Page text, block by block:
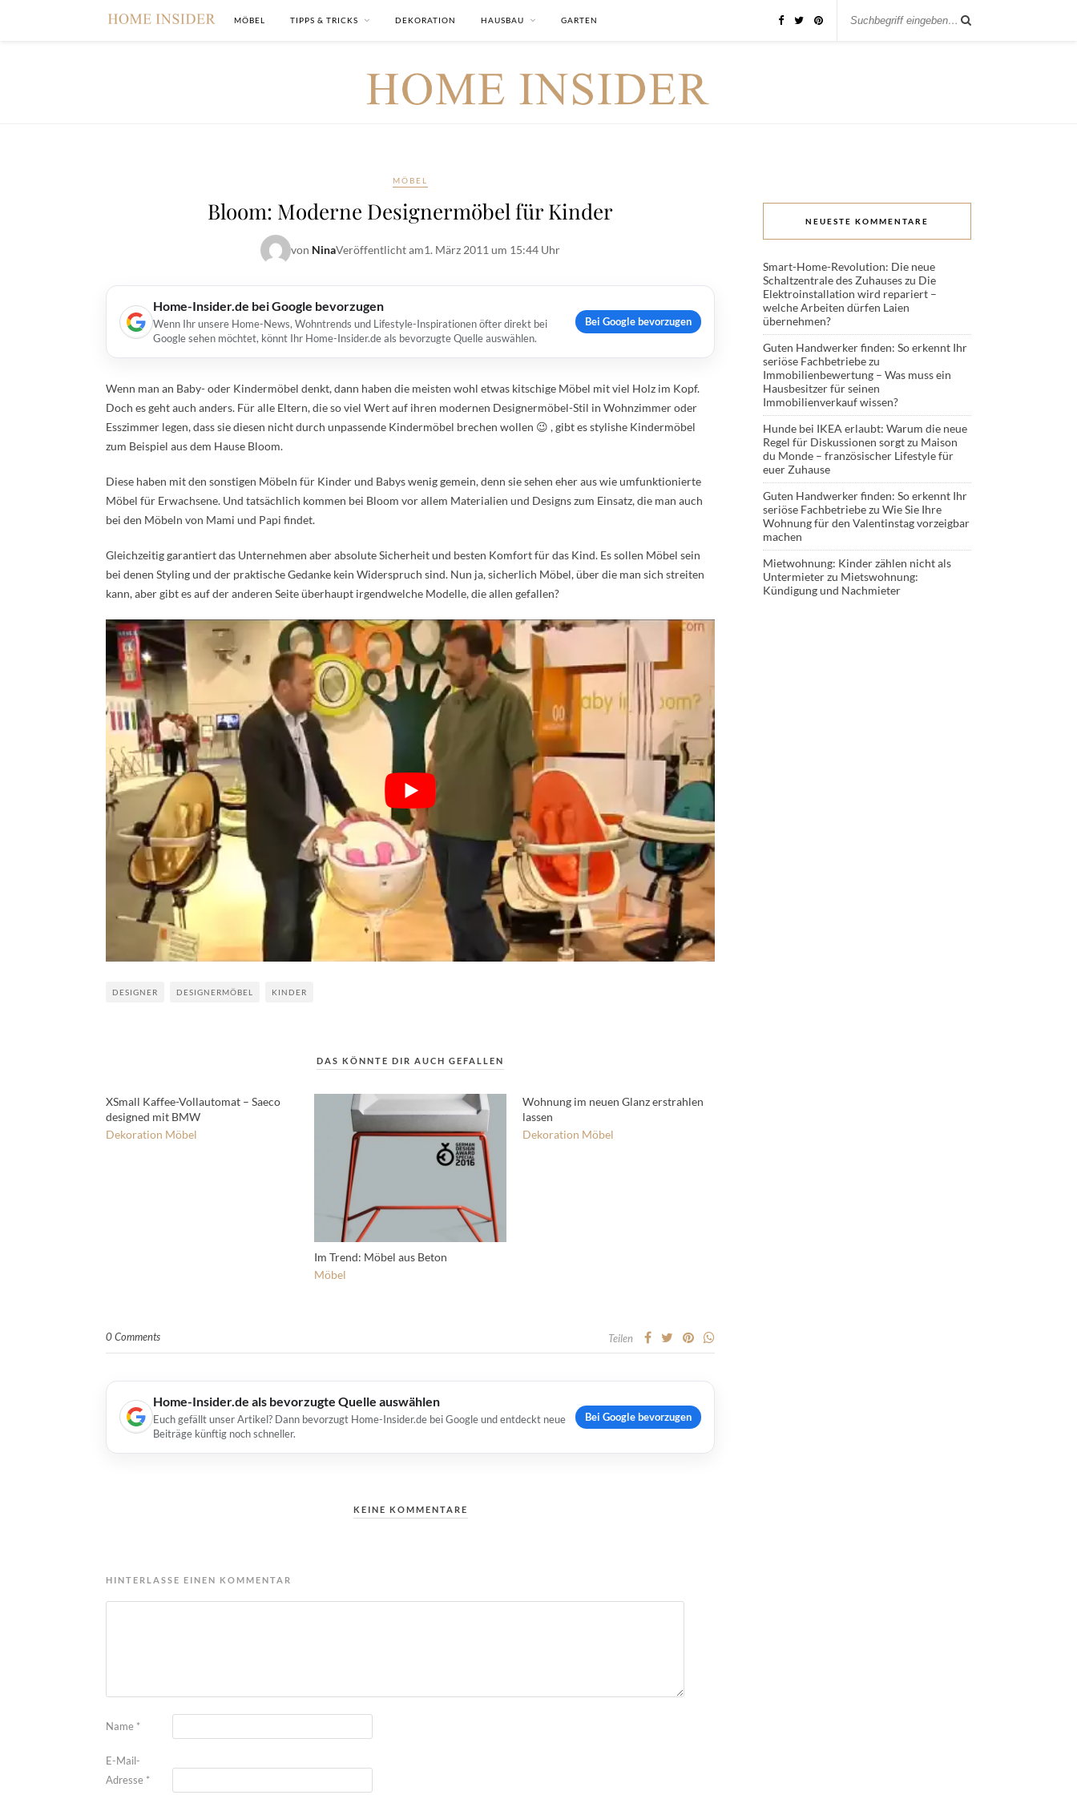
MÖBEL TIPPS & TRICKS DEKORATION HAUSBAU GARTEN
MÖBEL
Bloom: Moderne Designermöbel für Kinder
von NinaVeröffentlicht am1. März 2011 um 15:44 Uhr
Home-Insider.de bei Google bevorzugen
Wenn Ihr unsere Home-News, Wohntrends und Lifestyle-Inspirationen öfter direkt bei
Google sehen möchtet, könnt Ihr Home-Insider.de als bevorzugte Quelle auswählen.
Bei Google bevorzugen
Wenn man an Baby- oder Kindermöbel denkt, dann haben die meisten wohl etwas kitschige Möbel mit viel Holz im Kopf.
Doch es geht auch anders. Für alle Eltern, die so viel Wert auf ihren modernen Designermöbel-Stil in Wohnzimmer oder
Esszimmer legen, dass sie diesen nicht durch unpassende Kindermöbel brechen wollen 😉 , gibt es stylishe Kindermöbel
zum Beispiel aus dem Hause Bloom.
Diese haben mit den sonstigen Möbeln für Kinder und Babys wenig gemein, denn sie sehen eher aus wie umfunktionierte
Möbel für Erwachsene. Und tatsächlich kommen bei Bloom vor allem Materialien und Designs zum Einsatz, die man auch
bei den Möbeln von Mami und Papi findet.
Gleichzeitig garantiert das Unternehmen aber absolute Sicherheit und besten Komfort für das Kind. Es sollen Möbel sein
bei denen Styling und der praktische Gedanke kein Widerspruch sind. Nun ja, sicherlich Möbel, über die man sich streiten
kann, aber gibt es auf der anderen Seite überhaupt irgendwelche Modelle, die allen gefallen?
DESIGNER DESIGNERMÖBEL KINDER
DAS KÖNNTE DIR AUCH GEFALLEN
XSmall Kaffee-Vollautomat – Saeco
designed mit BMW
Dekoration Möbel
Im Trend: Möbel aus Beton
Möbel
Wohnung im neuen Glanz erstrahlen
lassen
Dekoration Möbel
0 Comments Teilen
Home-Insider.de als bevorzugte Quelle auswählen
Euch gefällt unser Artikel? Dann bevorzugt Home-Insider.de bei Google und entdeckt neue
Beiträge künftig noch schneller.
Bei Google bevorzugen
KEINE KOMMENTARE
HINTERLASSE EINEN KOMMENTAR
Name *
E-Mail-
Adresse *
NEUESTE KOMMENTARE
Smart-Home-Revolution: Die neue
Schaltzentrale des Zuhauseszu Die
Elektroinstallation wird repariert –
welche Arbeiten dürfen Laien
übernehmen?
Guten Handwerker finden: So erkennt Ihr
seriöse Fachbetriebezu
Immobilienbewertung – Was muss ein
Hausbesitzer für seinen
Immobilienverkauf wissen?
Hunde bei IKEA erlaubt: Warum die neue
Regel für Diskussionen sorgtzu Maison
du Monde – französischer Lifestyle für
euer Zuhause
Guten Handwerker finden: So erkennt Ihr
seriöse Fachbetriebezu Wie Sie Ihre
Wohnung für den Valentinstag vorzeigbar
machen
Mietwohnung: Kinder zählen nicht als
Untermieterzu Mietswohnung:
Kündigung und Nachmieter